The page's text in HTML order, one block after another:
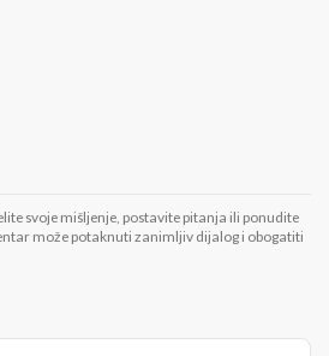
svoje mišljenje, postavite pitanja ili ponudite
može potaknuti zanimljiv dijalog i obogatiti